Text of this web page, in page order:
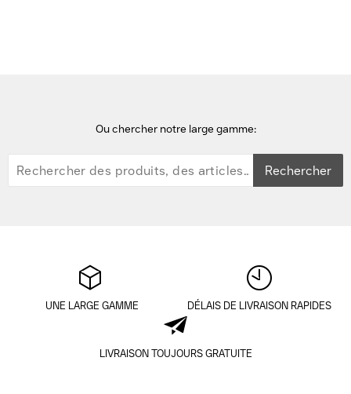
Ou chercher notre large gamme:
Rechercher
UNE LARGE GAMME DÉLAIS DE LIVRAISON RAPIDES
LIVRAISON TOUJOURS GRATUITE